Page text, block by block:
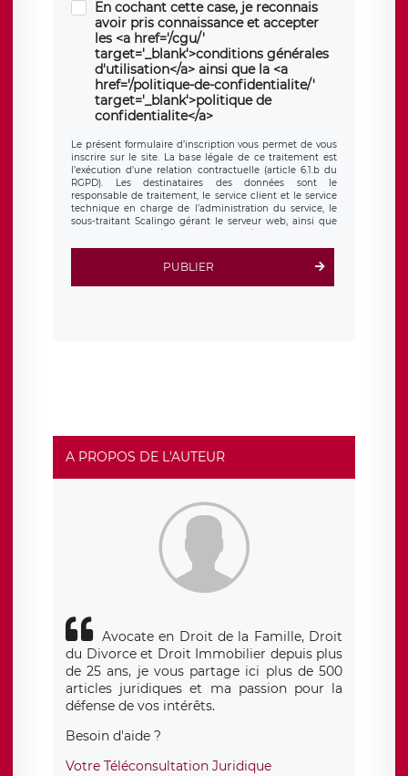
En cochant cette case, je reconnais
avoir pris connaissance et accepter
les <a href='/cgu/'
target='_blank'>conditions générales
d'utilisation</a> ainsi que la <a
href='/politique-de-confidentialite/'
target='_blank'>politique de
confidentialite</a>
Le présent formulaire d’inscription vous permet de vous
inscrire sur le site. La base légale de ce traitement est
l’exécution d’une relation contractuelle (article 6.1.b du
RGPD). Les destinataires des données sont le
responsable de traitement, le service client et le service
technique en charge de l’administration du service, le
sous-traitant Scalingo gérant le serveur web, ainsi que
d’inscription est hébergé sur un serveur hébergé par
clauses de
protection conformes au RGPD
. Les données collectées
sont conservées jusqu’à ce que l’Internaute en sollicite la
rue Léopold Sédar Senghor, joignable à l’adresse mail :
responsabledetraitement@legavox.fr. Vous avez
également le droit d’introduire une réclamation auprès
d’une autorité de contrôle.
PUBLIER
A PROPOS DE L'AUTEUR
Avocate en Droit de la Famille, Droit
du Divorce et Droit Immobilier depuis plus
de 25 ans, je vous partage ici plus de 500
articles juridiques et ma passion pour la
défense de vos intérêts.
Besoin d'aide ?
Votre Téléconsultation Juridique